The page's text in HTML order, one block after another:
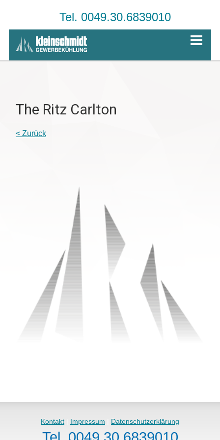
Tel. 0049.30.6839010
The Ritz Carlton
< Zurück
Kontakt Impressum Datenschutzerklärung